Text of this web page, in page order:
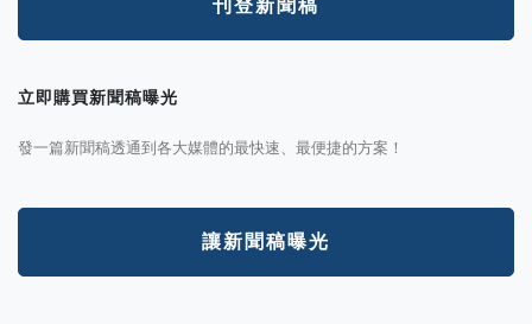
立即購買新聞稿曝光
發一篇新聞稿透通到各大媒體的最快速、最便捷的方案！
讓新聞稿曝光